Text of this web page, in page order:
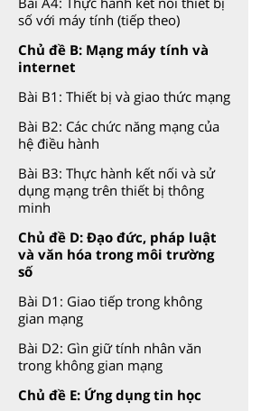
số với máy tính (tiếp theo)
Chủ đề B: Mạng máy tính và
internet
Bài B1: Thiết bị và giao thức mạng
Bài B2: Các chức năng mạng của
hệ điều hành
Bài B3: Thực hành kết nối và sử
dụng mạng trên thiết bị thông
minh
Chủ đề D: Đạo đức, pháp luật
và văn hóa trong môi trường
số
Bài D1: Giao tiếp trong không
gian mạng
Bài D2: Gìn giữ tính nhân văn
trong không gian mạng
Chủ đề E: Ứng dụng tin học